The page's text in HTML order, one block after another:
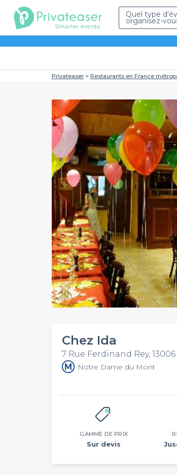
Quel type
organisez-
Privateaser Restaurants en France
Chez Ida
7 Rue Ferdinand Rey,
Notre Dame du Mont
GAMME DE PRIX
Sur devis